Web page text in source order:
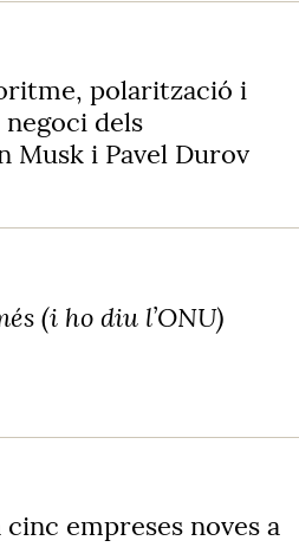
polarització i
dels
Musk i Pavel Durov
(i ho diu l’ONU)
empreses noves a